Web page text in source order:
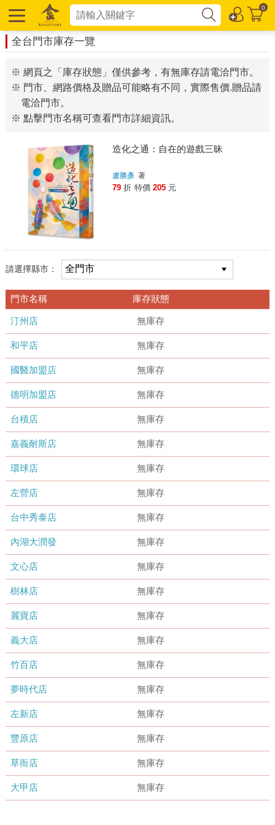
0
全台門市庫存一覽
※ 網頁之「庫存狀態」僅供參考，有無庫存請電洽門市。
※ 門市、網路價格及贈品可能略有不同，實際售價.贈品請
電洽門市。
※ 點擊門市名稱可查看門市詳細資訊。
造化之通：自在的遊戲三昧
盧勝彥 著
79 折 特價 205 元
請選擇縣市：
門市名稱 庫存狀態
汀州店 無庫存
和平店 無庫存
國醫加盟店 無庫存
德明加盟店 無庫存
台積店 無庫存
嘉義耐斯店 無庫存
環球店 無庫存
左營店 無庫存
台中秀泰店 無庫存
內湖大潤發 無庫存
文心店 無庫存
樹林店 無庫存
麗寶店 無庫存
義大店 無庫存
竹百店 無庫存
夢時代店 無庫存
左新店 無庫存
豐原店 無庫存
草衙店 無庫存
大甲店 無庫存